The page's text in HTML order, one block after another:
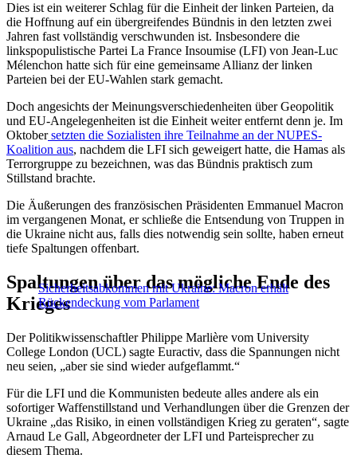
Dies ist ein weiterer Schlag für die Einheit der linken Parteien, da
die Hoffnung auf ein übergreifendes Bündnis in den letzten zwei
Jahren fast vollständig verschwunden ist. Insbesondere die
linkspopulistische Partei La France Insoumise (LFI) von Jean-Luc
Mélenchon hatte sich für eine gemeinsame Allianz der linken
Parteien bei der EU-Wahlen stark gemacht.
Doch angesichts der Meinungsverschiedenheiten über Geopolitik
und EU-Angelegenheiten ist die Einheit weiter entfernt denn je. Im
Oktobersetzten die Sozialisten ihre Teilnahme an der NUPES-
Koalition aus, nachdem die LFI sich geweigert hatte, die Hamas als
Terrorgruppe zu bezeichnen, was das Bündnis praktisch zum
Stillstand brachte.
Die Äußerungen des französischen Präsidenten Emmanuel Macron
im vergangenen Monat, er schließe die Entsendung von Truppen in
die Ukraine nicht aus, falls dies notwendig sein sollte, haben erneut
tiefe Spaltungen offenbart.
Sicherheitsabkommen mit Ukraine: Macron erhält
Rückendeckung vom Parlament
Spaltungen über das mögliche Ende des
Krieges
Der Politikwissenschaftler Philippe Marlière vom University
College London (UCL) sagte Euractiv, dass die Spannungen nicht
neu seien, „aber sie sind wieder aufgeflammt.“
Für die LFI und die Kommunisten bedeute alles andere als ein
sofortiger Waffenstillstand und Verhandlungen über die Grenzen der
Ukraine „das Risiko, in einen vollständigen Krieg zu geraten“, sagte
Arnaud Le Gall, Abgeordneter der LFI und Parteisprecher zu
diesem Thema.